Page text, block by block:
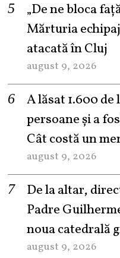
„De ne bloca
Mărturia
atacată în Cluj
august 9, 2026
A lăsat 1.600
persoane și a
Cât costă un
august 9, 2026
De la altar,
Padre
noua catedrală
august 9, 2026